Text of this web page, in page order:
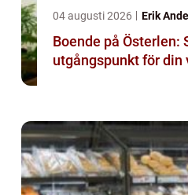
04 augusti 2026 Erik
Boende på Österlen:
utgångspunkt för din